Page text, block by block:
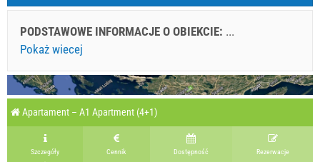
PODSTAWOWE INFORMACJE O OBIEKCIE: ...
Pokaż wiecej
Apartament – A1 Apartment (4+1)
Szczegóły Cennik Dostępność Rezerwacje